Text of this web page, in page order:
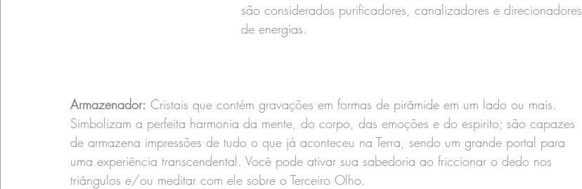
são considerados purificadores, canalizadores e direcionadores
de energias.
Armazenador: Cristais que contém gravações em formas de pirâmide em um lado ou mais.
Simbolizam a perfeita harmonia da mente, do corpo, das emoções e do espirito; são capazes
de armazena impressões de tudo o que já aconteceu na Terra, sendo um grande portal para
uma experiência transcendental. Você pode ativar sua sabedoria ao friccionar o dedo nos
triângulos e/ou meditar com ele sobre o Terceiro Olho.